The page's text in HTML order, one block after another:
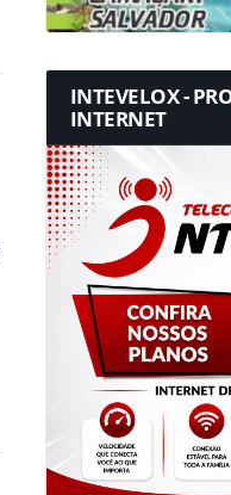
INTEVELOX -
INTERNET